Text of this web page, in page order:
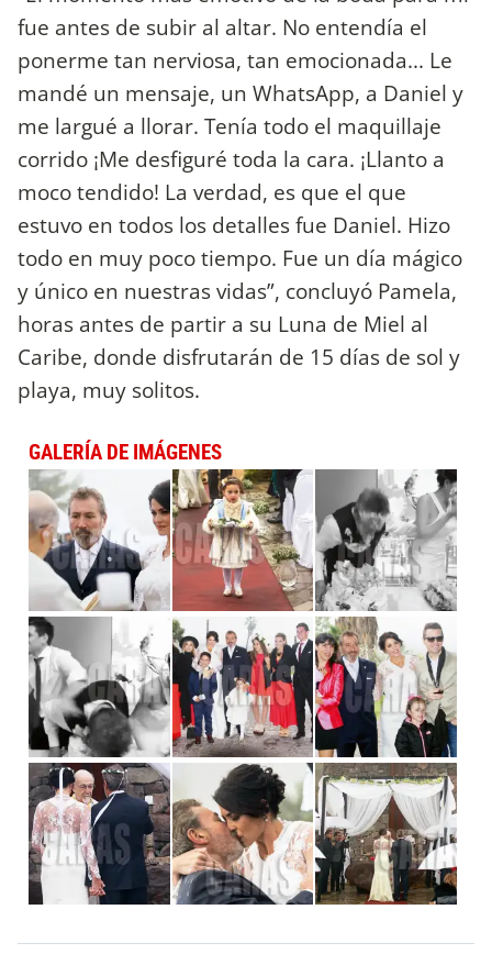
fue antes de subir al altar. No entendía el
ponerme tan nerviosa, tan emocionada... Le
mandé un mensaje, un WhatsApp, a Daniel y
me largué a llorar. Tenía todo el maquillaje
corrido ¡Me desfiguré toda la cara. ¡Llanto a
moco tendido! La verdad, es que el que
estuvo en todos los detalles fue Daniel. Hizo
todo en muy poco tiempo. Fue un día mágico
y único en nuestras vidas”, concluyó Pamela,
horas antes de partir a su Luna de Miel al
Caribe, donde disfrutarán de 15 días de sol y
playa, muy solitos.
GALERÍA DE IMÁGENES